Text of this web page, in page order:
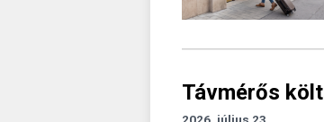
Távmérős